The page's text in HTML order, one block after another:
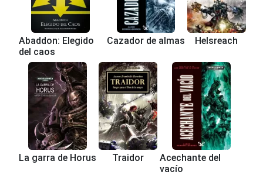
Abaddon: Elegido
del caos
Cazador de almas Helsreach
La garra de Horus Traidor
Acechante del
vacío